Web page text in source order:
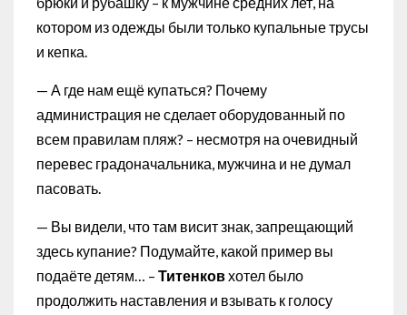
котором из одежды были только купальные трусы
и кепка.
— А где нам ещё купаться? Почему
администрация не сделает оборудованный по
всем правилам пляж? – несмотря на очевидный
перевес градоначальника, мужчина и не думал
пасовать.
— Вы видели, что там висит знак, запрещающий
здесь купание? Подумайте, какой пример вы
подаёте детям… – Титенковхотел было
продолжить наставления и взывать к голосу